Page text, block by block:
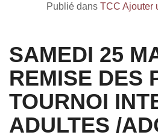
Publié dans TCC Ajouter
SAMEDI 25
REMISE DES
TOURNOI
ADULTES /